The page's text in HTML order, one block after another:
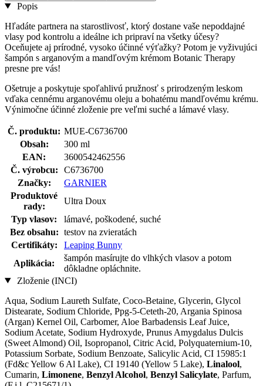
Popis
Hľadáte partnera na starostlivosť, ktorý dostane vaše nepoddajné
vlasy pod kontrolu a ideálne ich pripraví na všetky účesy?
Oceňujete aj prírodné, vysoko účinné výťažky? Potom je vyživujúci
šampón s arganovým a mandľovým krémom Botanic Therapy
presne pre vás!
Ošetruje a poskytuje spoľahlivú pružnosť s prirodzeným leskom
vďaka cennému arganovému oleju a bohatému mandľovému krému.
Výnimočne účinné zloženie pre veľmi suché a lámavé vlasy.
Č. produktu: MUE-C6736700
Obsah:
300 ml
EAN:
3600542462556
Č. výrobcu:
C6736700
Značky:
GARNIER
Produktové
rady:
Ultra Doux
Typ vlasov:
lámavé, poškodené, suché
Bez obsahu: testov na zvieratách
Certifikáty:
Leaping Bunny
Aplikácia:
šampón masírujte do vlhkých vlasov a potom
dôkladne opláchnite.
Zloženie (INCI)
Aqua, Sodium Laureth Sulfate, Coco-Betaine, Glycerin, Glycol
Distearate, Sodium Chloride, Ppg-5-Ceteth-20, Argania Spinosa
(Argan) Kernel Oil, Carbomer, Aloe Barbadensis Leaf Juice,
Sodium Acetate, Sodium Hydroxyde, Prunus Amygdalus Dulcis
(Sweet Almond) Oil, Isopropanol, Citric Acid, Polyquaternium-10,
Potassium Sorbate, Sodium Benzoate, Salicylic Acid, CI 15985:1
(Fd&c Yellow 6 Al Lake), CI 19140 (Yellow 5 Lake), Linalool,
Cumarin, Limonene, Benzyl Alcohol, Benzyl Salicylate, Parfum,